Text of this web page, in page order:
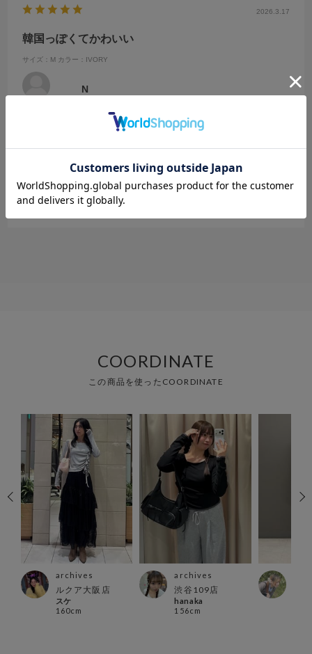
2026.3.17
韓国っぽくてかわいい
サイズ：M カラー：IVORY
N
春らしいカラーで韓国っぽくてかわいい
フリルの部分を絞ることができて
COORDINATE
この商品を使ったCOORDINATE
archives
ルクア大阪店
スケ
160cm
archives
渋谷109店
hanaka
156cm